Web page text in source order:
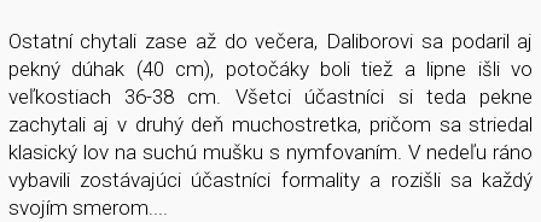
Ostatní chytali zase až do večera, Daliborovi sa podaril aj
pekný dúhak (40 cm), potočáky boli tiež a lipne išli vo
veľkostiach 36-38 cm. Všetci účastníci si teda pekne
zachytali aj v druhý deň muchostretka, pričom sa striedal
klasický lov na suchú mušku s nymfovaním. V nedeľu ráno
vybavili zostávajúci účastníci formality a rozišli sa každý
svojím smerom....